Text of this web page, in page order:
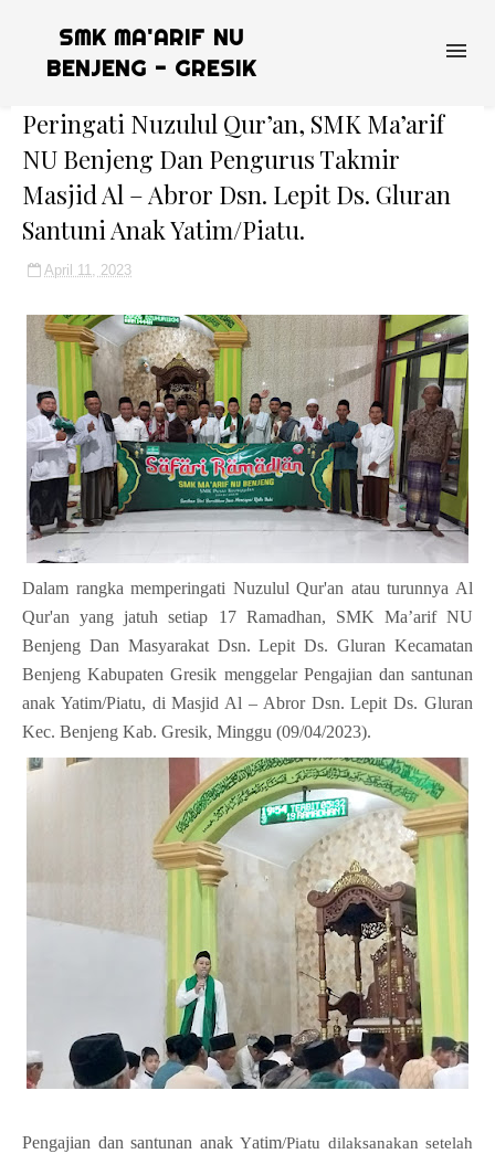
SMK MA'ARIF NU
BENJENG - GRESIK
Peringati Nuzulul Qur’an, SMK Ma’arif
NU Benjeng Dan Pengurus Takmir
Masjid Al – Abror Dsn. Lepit Ds. Gluran
Santuni Anak Yatim/Piatu.
April 11, 2023
Dalam rangka memperingati Nuzulul Qur'an atau turunnya Al
Qur'an yang jatuh setiap 17 Ramadhan, SMK Ma’arif NU
Benjeng Dan Masyarakat Dsn. Lepit Ds. Gluran Kecamatan
Benjeng Kabupaten Gresik menggelar Pengajian dan santunan
anak Yatim/Piatu, di Masjid Al – Abror Dsn. Lepit Ds. Gluran
Kec. Benjeng Kab. Gresik, Minggu (09/04/2023).
Pengajian dan santunan anak Yatim/Piatu dilaksanakan setelah